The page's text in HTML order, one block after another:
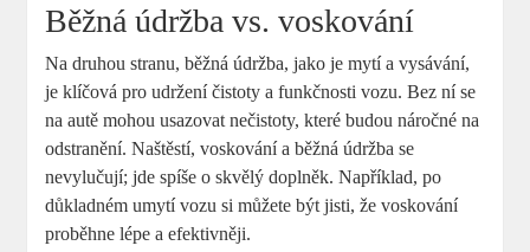
Běžná údržba vs. voskování
Na druhou stranu, běžná údržba, jako je mytí a vysávání,
je klíčová pro udržení čistoty a funkčnosti vozu. Bez ní se
na autě mohou usazovat nečistoty, které budou náročné na
odstranění. Naštěstí, voskování a běžná údržba se
nevylučují; jde spíše o skvělý doplněk. Například, po
důkladném umytí vozu si můžete být jisti, že voskování
proběhne lépe a efektivněji.